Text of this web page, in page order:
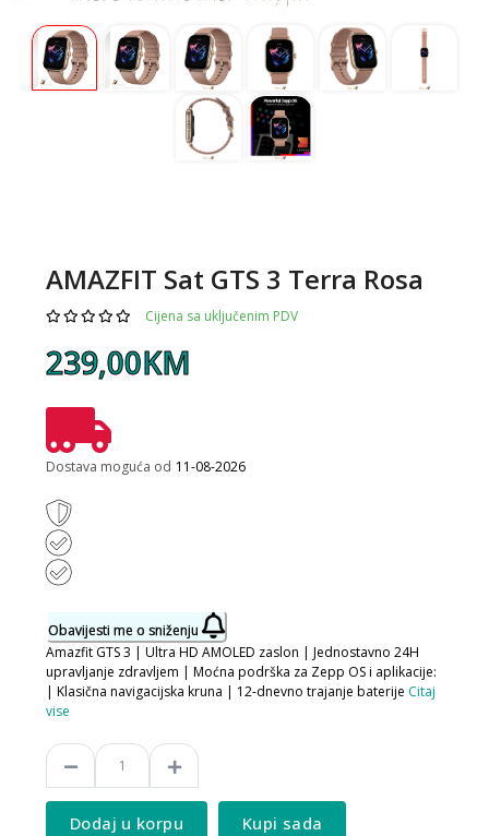
AMAZFIT Sat GTS 3 Terra Rosa
Cijena sa uključenim PDV
239,00KM
Dostava moguća od 11-08-2026
Obavijesti me o sniženju
Amazfit GTS 3 | Ultra HD AMOLED zaslon | Jednostavno 24H
upravljanje zdravljem | Moćna podrška za Zepp OS i aplikacije:
| Klasična navigacijska kruna | 12-dnevno trajanje baterije Citaj
vise
Dodaj u korpu Kupi sada